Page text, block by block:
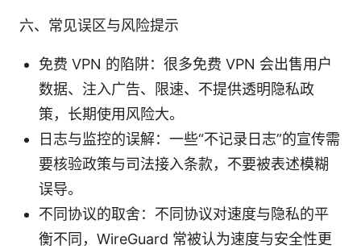
六、常见误区与风险提示
免费 VPN 的陷阱：很多免费 VPN 会出售用户
数据、注入广告、限速、不提供透明隐私政
策，长期使用风险大。
日志与监控的误解：一些“不记录日志”的宣传需
要核验政策与司法接入条款，不要被表述模糊
误导。
不同协议的取舍：不同协议对速度与隐私的平
衡不同，WireGuard 常被认为速度与安全性更